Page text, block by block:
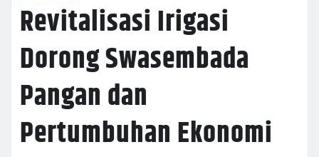
Revitalisasi Irigasi
Dorong Swasembada
Pangan dan
Pertumbuhan Ekonomi